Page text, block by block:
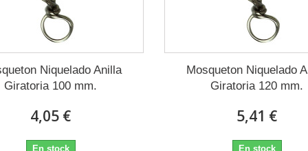
Niquelado Anilla
Giratoria 100 mm.
4,05 €
En stock
Mosqueton Niquelado
Giratoria 120 mm.
5,41 €
En stock